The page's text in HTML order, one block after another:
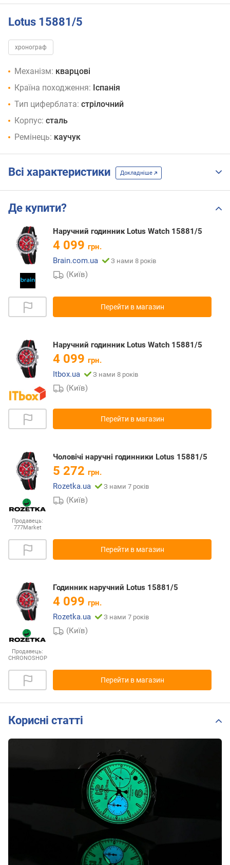
Lotus 15881/5
хронограф
Механізм: кварцові
Країна походження: Іспанія
Тип циферблата: стрілочний
Корпус: сталь
Ремінець: каучук
Всі характеристики Докладніше
Де купити?
Наручний годинник Lotus Watch 15881/5
4 099 грн.
Brain.com.ua
З нами 8 років
(Київ)
Перейти в магазин
Наручний годинник Lotus Watch 15881/5
4 099 грн.
Itbox.ua
З нами 8 років
(Київ)
Перейти в магазин
Продавець:
777Market
Чоловічі наручні годинники Lotus 15881/5
5 272 грн.
Rozetka.ua
З нами 7 років
(Київ)
Перейти в магазин
Продавець:
CHRONOSHOP
Годинник наручний Lotus 15881/5
4 099 грн.
Rozetka.ua
З нами 7 років
(Київ)
Перейти в магазин
Корисні статті